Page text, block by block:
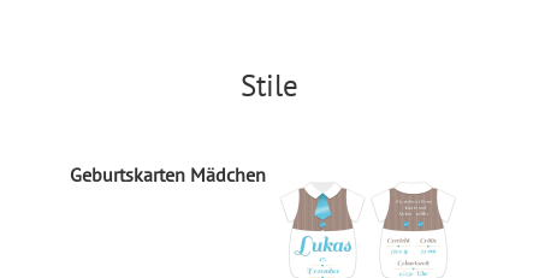
Stile
Geburtskarten Mädchen